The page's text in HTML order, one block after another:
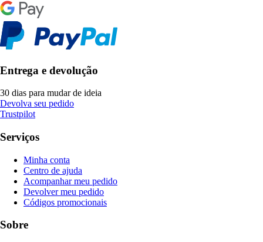
Entrega e devolução
30 dias para mudar de ideia
Devolva seu pedido
Trustpilot
Serviços
Minha conta
Centro de ajuda
Acompanhar meu pedido
Devolver meu pedido
Códigos promocionais
Sobre